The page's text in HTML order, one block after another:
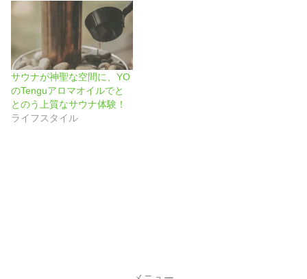
サウナが神聖な空間に、YO
のTenguアロマオイルでと
とのう上質なサウナ体験！
ライフスタイル